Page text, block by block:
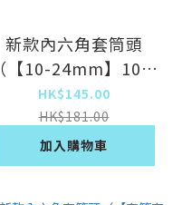
新款內六角套筒頭
（【10-24mm】10件
套）
HK$145.00
HK$181.00
加入購物車